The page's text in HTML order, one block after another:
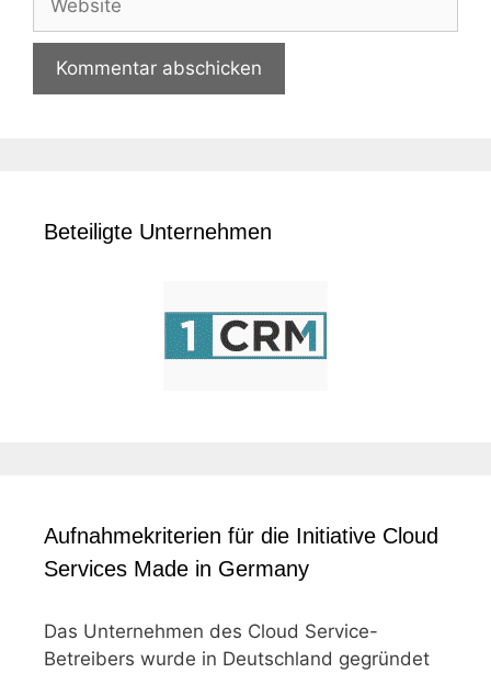
Beteiligte Unternehmen
Aufnahmekriterien für die Initiative Cloud
Services Made in Germany
Das Unternehmen des Cloud Service-
Betreibers wurde in Deutschland gegründet